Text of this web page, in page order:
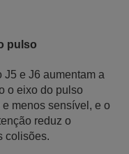
pulso
J5 e J6 aumentam a
o eixo do pulso
menos sensível, e o
reduz o
colisões.